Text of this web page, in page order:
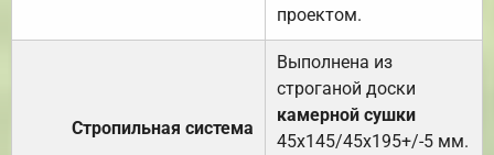
проектом.
Стропильная система
Выполнена из
строганой доски
камерной сушки
45х145/45х195+/-5 мм.